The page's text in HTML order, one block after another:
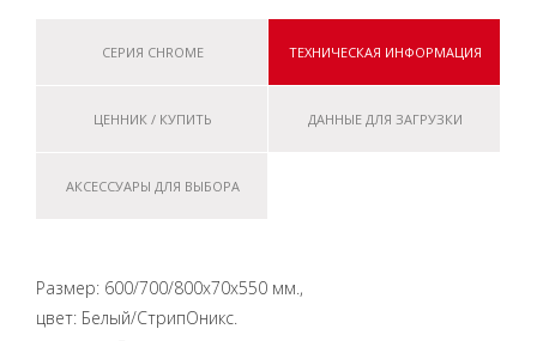
СЕРИЯ CHROME ТЕХНИЧЕСКАЯ ИНФОРМАЦИЯ
ЦЕННИК / КУПИТЬ ДАННЫЕ ДЛЯ ЗАГРУЗКИ
АКСЕССУАРЫ ДЛЯ ВЫБОРА
Размер: 600/700/800x70x550 мм.,
цвет: Белый/СтрипОникс.